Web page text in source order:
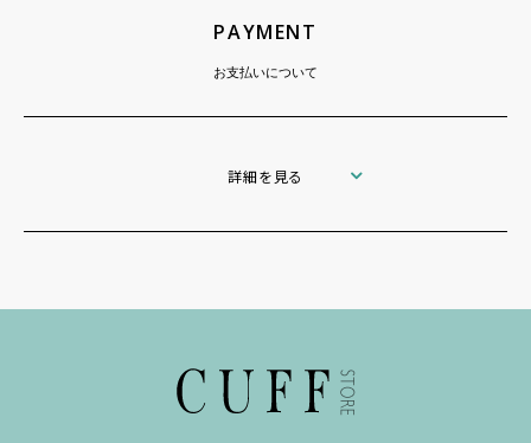
PAYMENT
お支払いについて
詳細を見る